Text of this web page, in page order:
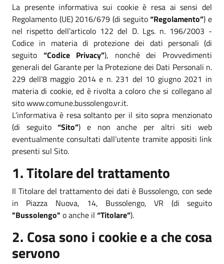
La presente informativa sui cookie è resa ai sensi del
Regolamento (UE) 2016/679 (di seguito“Regolamento”) e
nel rispetto dell’articolo 122 del D. Lgs. n. 196/2003 -
Codice in materia di protezione dei dati personali (di
seguito “Codice Privacy”), nonché dei Provvedimenti
generali del Garante per la Protezione dei Dati Personali n.
229 dell’8 maggio 2014 e n. 231 del 10 giugno 2021 in
materia di cookie, ed è rivolta a coloro che si collegano al
sito www.comune.bussolengo.vr.it.
L’informativa è resa soltanto per il sito sopra menzionato
(di seguito“Sito”) e non anche per altri siti web
eventualmente consultati dall’utente tramite appositi link
presenti sul Sito.
1. Titolare del trattamento
Il Titolare del trattamento dei dati è Bussolengo, con sede
in Piazza Nuova, 14, Bussolengo, VR (di seguito
"Bussolengo" o anche il “Titolare”).
2. Cosa sono i cookie e a che cosa
servono